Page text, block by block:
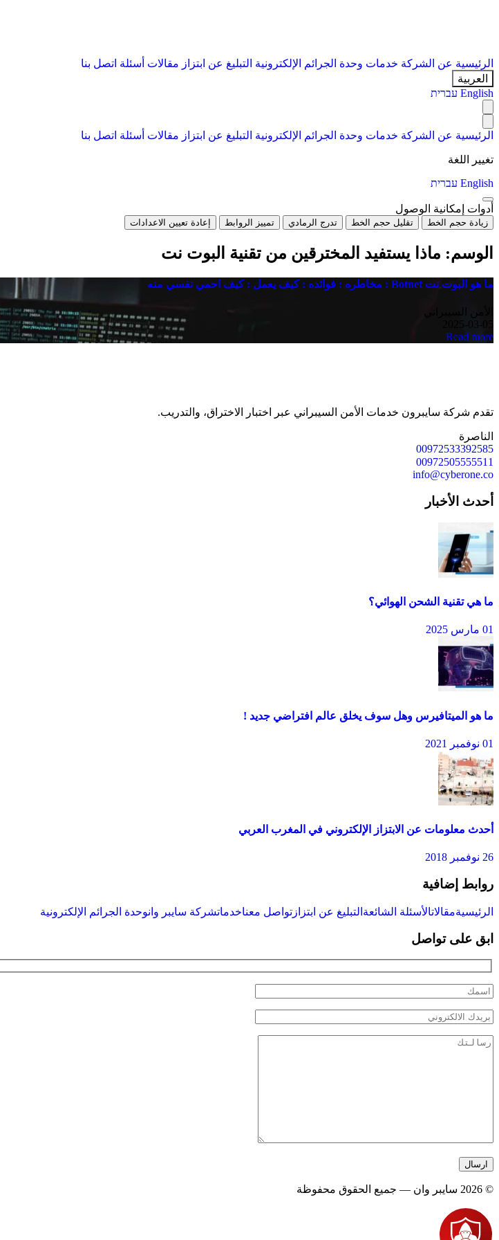
الرئيسية عن الشركة خدمات وحدة الجرائم الإلكترونية التبليغ عن ابتزاز مقالات أسئلة اتصل بنا
العربية
English עברית
الرئيسية عن الشركة خدمات وحدة الجرائم الإلكترونية التبليغ عن ابتزاز مقالات أسئلة اتصل بنا
تغيير اللغة
English עברית
أدوات إمكانية الوصول
زيادة حجم الخط تقليل حجم الخط تدرج الرمادي تمييز الروابط إعادة تعيين الاعدادات
الوسم: ماذا يستفيد المخترقين من تقنية البوت نت
ما هو البوت نت Botnet : مخاطره : فوائده : كيف يعمل : كيف احمي نفسي منه
الأمن السيبراني
2025-03-05
Read more
تقدم شركة سايبرون خدمات الأمن السيبراني عبر اختبار الاختراق، والتدريب.
الناصرة
00972533392585
00972505555511
info@cyberone.co
أحدث الأخبار
ما هي تقنية الشحن الهوائي؟
01 مارس 2025
ما هو الميتافيرس وهل سوف يخلق عالم افتراضي جديد !
01 نوفمبر 2021
أحدث معلومات عن الابتزاز الإلكتروني في المغرب العربي
26 نوفمبر 2018
روابط إضافية
الرئيسيةمقالاتالأسئلة الشائعة التبليغ عن ابتزاز تواصل معناخدماتشركة سايبر وانوحدة الجرائم الإلكترونية
ابق على تواصل
© 2026 سايبر وان — جميع الحقوق محفوظة